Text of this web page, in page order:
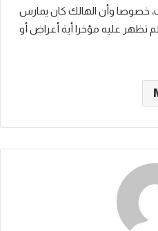
خصوصا وأن الهالك كان يمارس
عليه مؤخرا أية أعراض أو